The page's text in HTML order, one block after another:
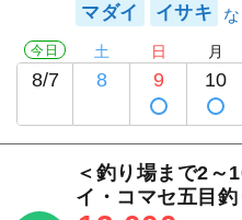
マダイ イサキ
今日
8/7
土
8
日
9
月
10
＜釣り場まで2
イ・コマセ五目